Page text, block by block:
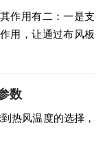
作用有二：一是支
用，让通过布风板
数
热风温度的选择，